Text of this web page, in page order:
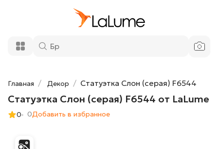
Главная Декор Статуэтка Слон (серая) F6544
Статуэтка Слон (серая) F6544 от LaLume
0 0Добавить в избранное
Статуэтка Слон (серая) F6544 от LaLume